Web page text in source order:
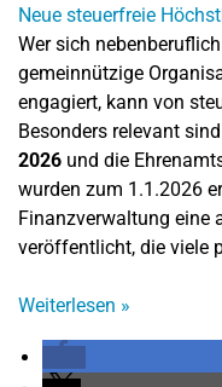
Wer sich
gemeinnützige
engagiert, kann von
Besonders relevant
2026 und die
wurden zum 1.1.2026
Finanzverwaltung eine
veröffentlicht, die viele
Weiterlesen »